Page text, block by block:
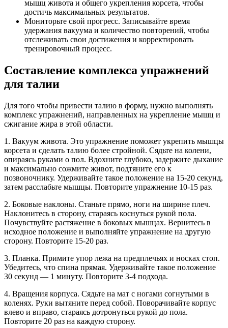
мышц живота и общего укрепления корсета, чтобы
достичь максимальных результатов.
Мониторьте свой прогресс. Записывайте время
удержания вакуума и количество повторений, чтобы
отслеживать свои достижения и корректировать
тренировочный процесс.
Составление комплекса упражнений
для талии
Для того чтобы привести талию в форму, нужно выполнять
комплекс упражнений, направленных на укрепление мышц и
сжигание жира в этой области.
1. Вакуум живота. Это упражнение поможет укрепить мышцы
корсета и сделать талию более стройной. Сядьте на колени,
опираясь руками о пол. Вдохните глубоко, задержите дыхание
и максимально сожмите живот, подтяните его к
позвоночнику. Удерживайте такое положение на 15-20 секунд,
затем расслабьте мышцы. Повторите упражнение 10-15 раз.
2. Боковые наклоны. Станьте прямо, ноги на ширине плеч.
Наклонитесь в сторону, стараясь коснуться рукой пола.
Почувствуйте растяжение в боковых мышцах. Вернитесь в
исходное положение и выполняйте упражнение на другую
сторону. Повторите 15-20 раз.
3. Планка. Примите упор лежа на предплечьях и носках стоп.
Убедитесь, что спина прямая. Удерживайте такое положение
30 секунд — 1 минуту. Повторите 3-4 подхода.
4. Вращения корпуса. Сядьте на мат с ногами согнутыми в
коленях. Руки вытяните перед собой. Поворачивайте корпус
влево и вправо, стараясь дотронуться рукой до пола.
Повторите 20 раз на каждую сторону.